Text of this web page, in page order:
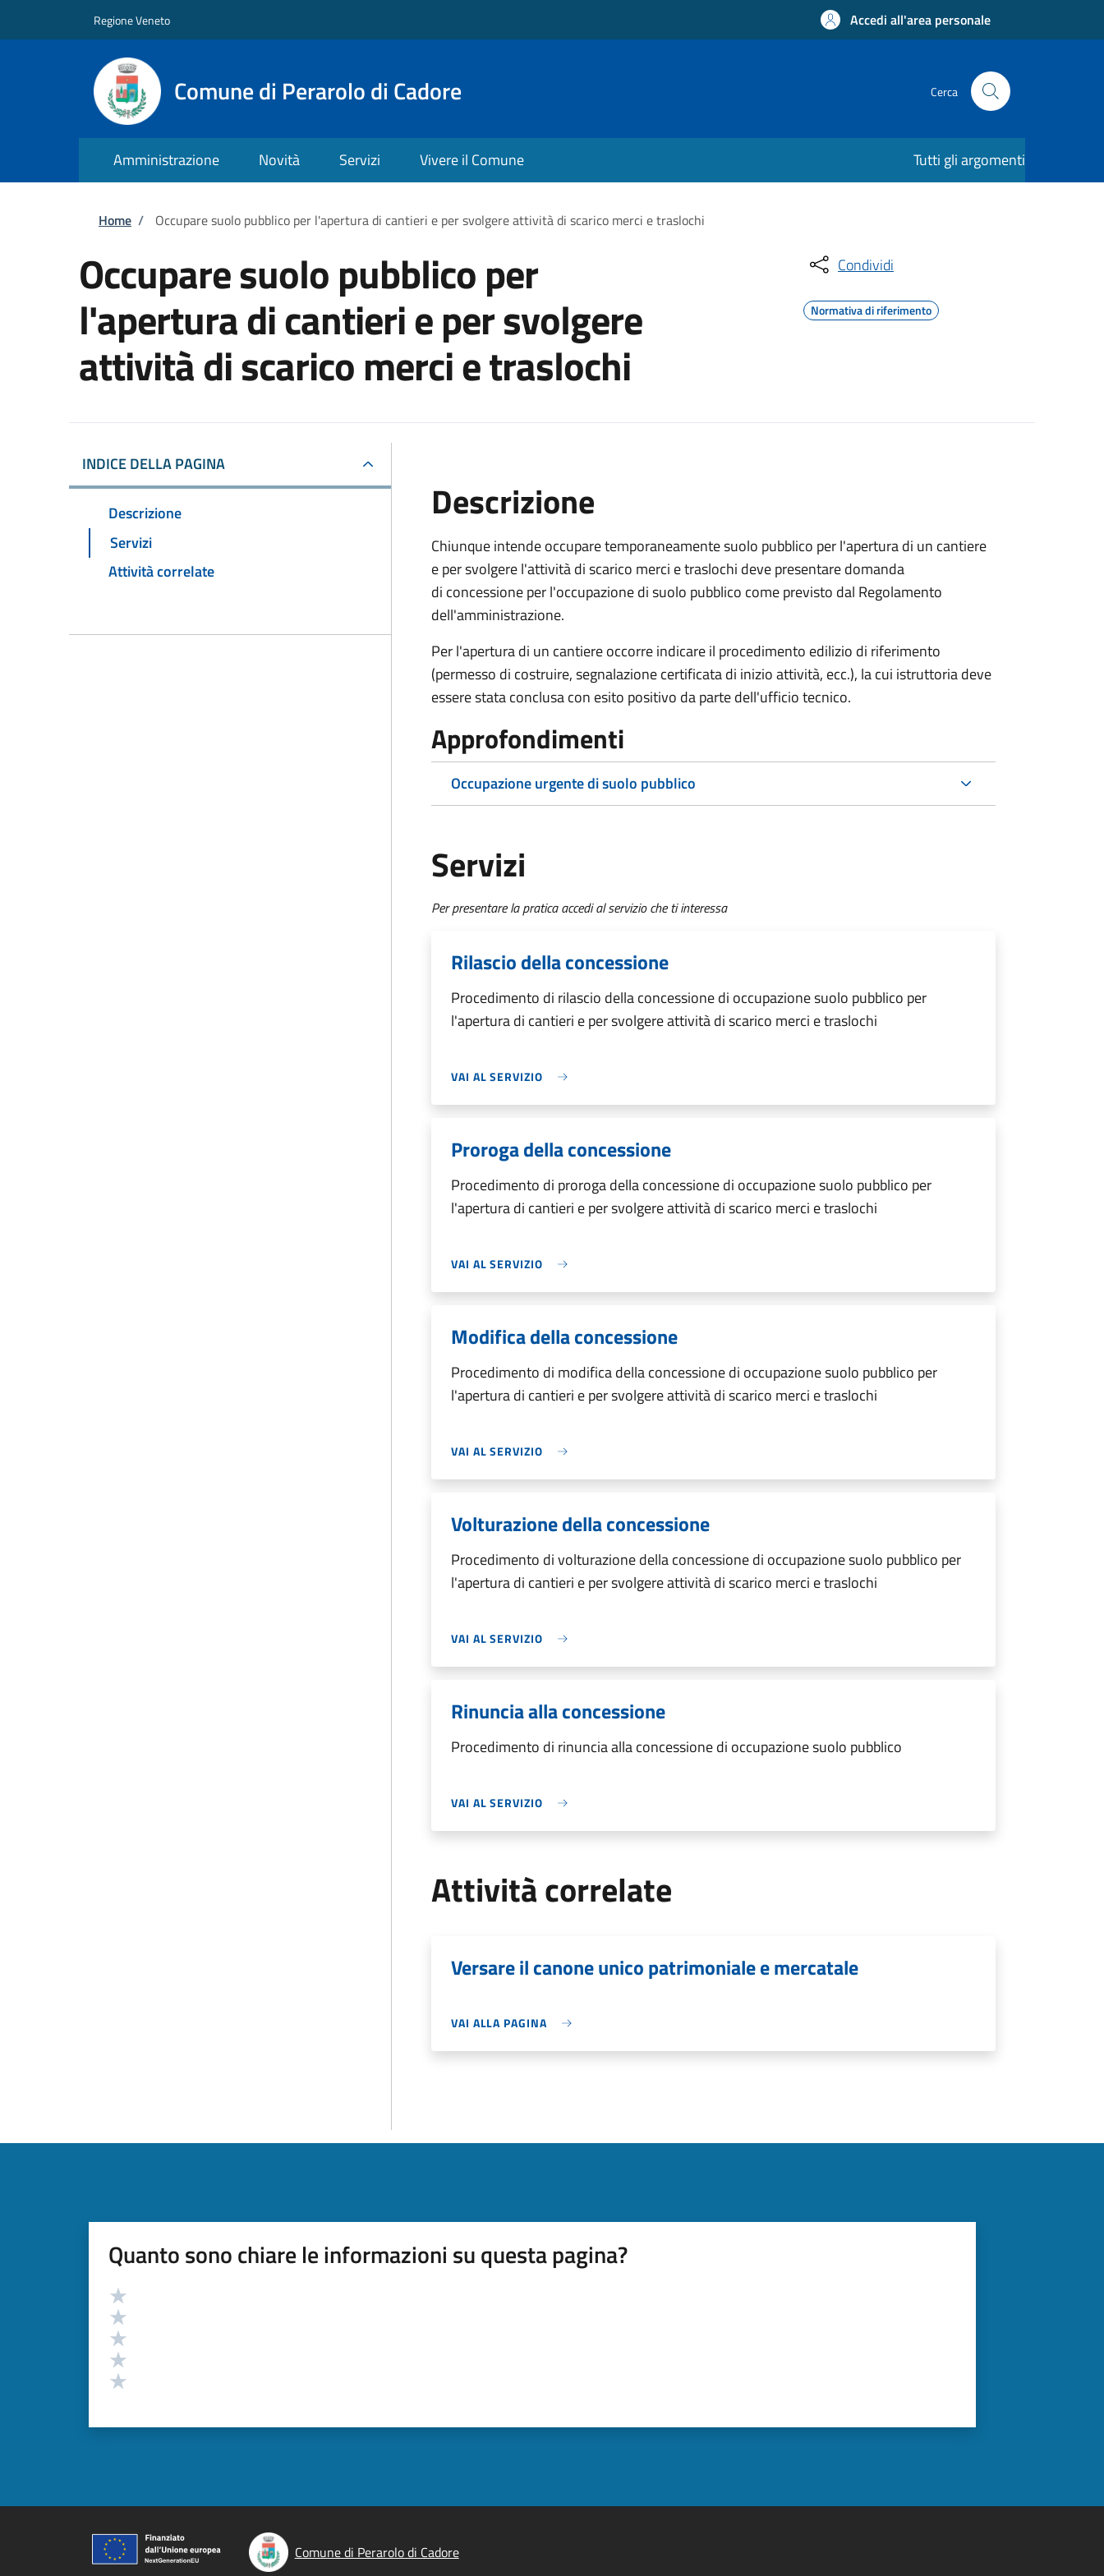
Regione Veneto Accedi all'area personale
Comune di Perarolo di Cadore Cerca
Amministrazione Novità Servizi Vivere il Comune Tutti gli argomenti
Briciole di pane
Home / Occupare suolo pubblico per l'apertura di cantieri e per svolgere attività di scarico merci e traslochi
Occupare suolo pubblico per
l'apertura di cantieri e per svolgere
attività di scarico merci e traslochi
Condividi
Normativa di riferimento
INDICE DELLA PAGINA
Descrizione
Servizi
Attività correlate
Descrizione
Chiunque intende occupare temporaneamente suolo pubblico per l'apertura di un cantiere
e per svolgere l'attività di scarico merci e traslochi deve presentare domanda
di concessione per l'occupazione di suolo pubblico come previsto dal Regolamento
dell'amministrazione.
Per l'apertura di un cantiere occorre indicare il procedimento edilizio di riferimento
(permesso di costruire, segnalazione certificata di inizio attività, ecc.), la cui istruttoria deve
essere stata conclusa con esito positivo da parte dell'ufficio tecnico.
Approfondimenti
Occupazione urgente di suolo pubblico
Servizi
Per presentare la pratica accedi al servizio che ti interessa
Rilascio della concessione
Procedimento di rilascio della concessione di occupazione suolo pubblico per
l'apertura di cantieri e per svolgere attività di scarico merci e traslochi
VAI AL SERVIZIO
Proroga della concessione
Procedimento di proroga della concessione di occupazione suolo pubblico per
l'apertura di cantieri e per svolgere attività di scarico merci e traslochi
VAI AL SERVIZIO
Modifica della concessione
Procedimento di modifica della concessione di occupazione suolo pubblico per
l'apertura di cantieri e per svolgere attività di scarico merci e traslochi
VAI AL SERVIZIO
Volturazione della concessione
Procedimento di volturazione della concessione di occupazione suolo pubblico per
l'apertura di cantieri e per svolgere attività di scarico merci e traslochi
VAI AL SERVIZIO
Rinuncia alla concessione
Procedimento di rinuncia alla concessione di occupazione suolo pubblico
VAI AL SERVIZIO
Attività correlate
Versare il canone unico patrimoniale e mercatale
VAI ALLA PAGINA
Quanto sono chiare le informazioni su questa pagina?
Valutazione
Comune di Perarolo di Cadore